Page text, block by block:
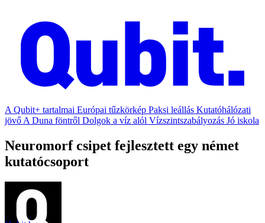
A Qubit+ tartalmai Európai tűzkörkép Paksi leállás Kutatóhálózati
jövő A Duna föntről Dolgok a víz alól Vízszintszabályozás Jó iskola
Neuromorf csipet fejlesztett egy német
kutatócsoport